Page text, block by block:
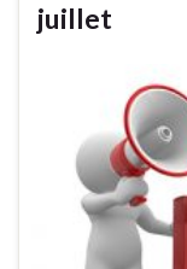
juillet